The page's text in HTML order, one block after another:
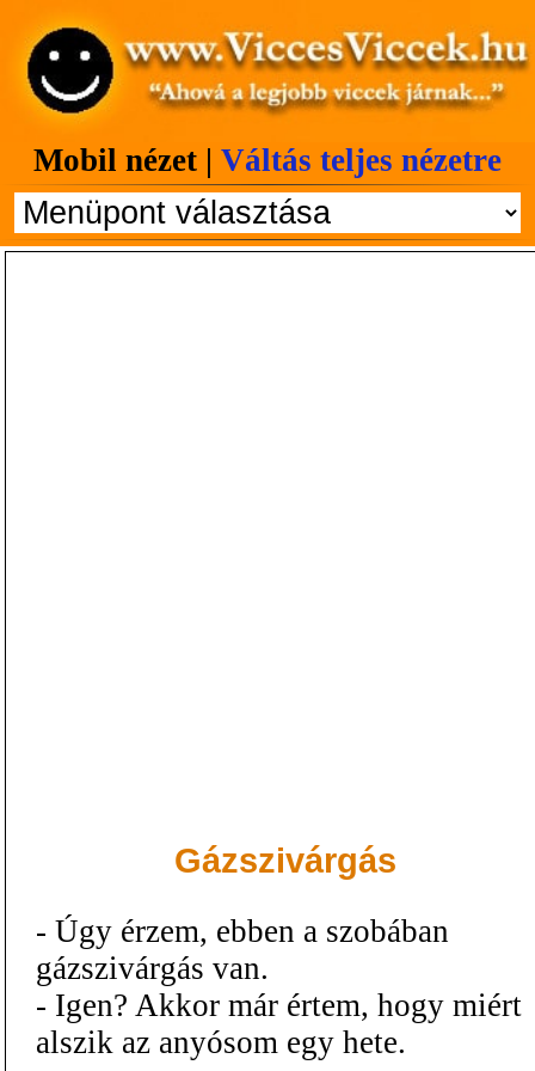
Mobil nézet | Váltás teljes nézetre
Gázszivárgás
- Úgy érzem, ebben a szobában
gázszivárgás van.
- Igen? Akkor már értem, hogy miért
alszik az anyósom egy hete.